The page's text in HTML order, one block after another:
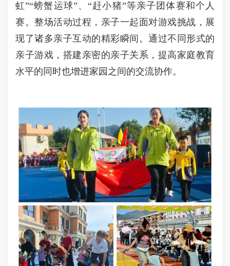
虹”“螃蟹运球”、“赶小猪”等亲子团体赛和个人
赛。整场活动过程，亲子一起面对游戏挑战，展
现了诸多亲子互动的精彩瞬间。通过不同形式的
亲子游戏，搭建亲密的亲子关系，提高家庭教育
水平的同时也增进家园之间的交流协作。